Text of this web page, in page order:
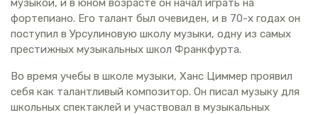
фортепиано. Его талант был очевиден, и в 70-х годах он
поступил в Урсулиновую школу музыки, одну из самых
престижных музыкальных школ Франкфурта.
Во время учебы в школе музыки, Ханс Циммер проявил
себя как талантливый композитор. Он писал музыку для
школьных спектаклей и участвовал в музыкальных